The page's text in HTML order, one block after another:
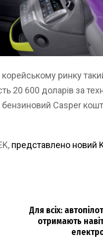
ринку
20 600 доларів за
Casper
представлено новий
Для всіх:
отримають